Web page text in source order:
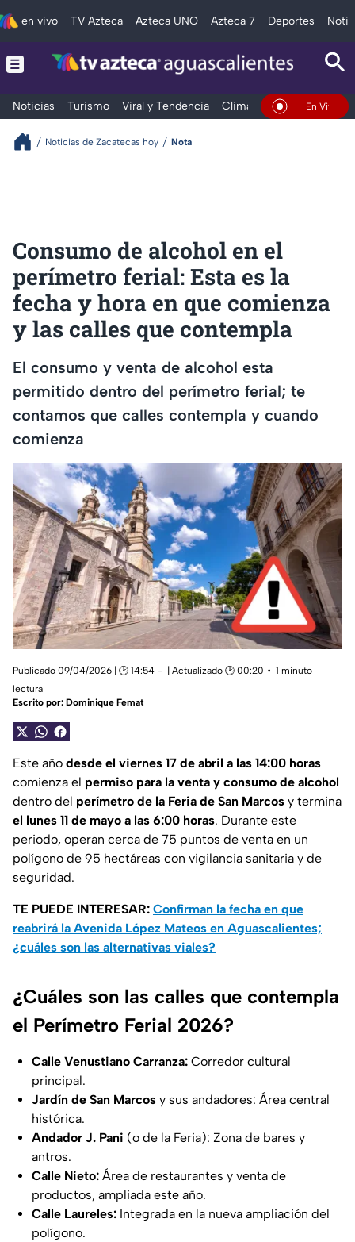
en vivo TV Azteca Azteca UNO Azteca 7 Deportes
Noticias Turismo Viral y Tendencia Clima DeportesEn Vivo
Noticias de Zacatecas hoy Nota
Consumo de alcohol en el
perímetro ferial: Esta es la
fecha y hora en que comienza
y las calles que contempla
El consumo y venta de alcohol esta
permitido dentro del perímetro ferial; te
contamos que calles contempla y cuando
comienza
Publicado 09/04/2026 | 🕑 14:54 | Actualizado 🕑 00:20
1 minuto
lectura
Escrito por: Dominique Femat
Este año desde el viernes 17 de abril a las 14:00 horas
comienza el permiso para la venta y consumo de alcohol
dentro del perímetro de la Feria de San Marcos y termina
el lunes 11 de mayo a las 6:00 horas. Durante este
periodo, operan cerca de 75 puntos de venta en un
polígono de 95 hectáreas con vigilancia sanitaria y de
seguridad.
TE PUEDE INTERESAR: Confirman la fecha en que
reabrirá la Avenida López Mateos en Aguascalientes;
¿cuáles son las alternativas viales?
¿Cuáles son las calles que contempla
el Perímetro Ferial 2026?
Calle Venustiano Carranza: Corredor cultural
principal.
Jardín de San Marcos y sus andadores: Área central
histórica.
Andador J. Pani (o de la Feria): Zona de bares y
antros.
Calle Nieto: Área de restaurantes y venta de
productos, ampliada este año.
Calle Laureles: Integrada en la nueva ampliación del
polígono.